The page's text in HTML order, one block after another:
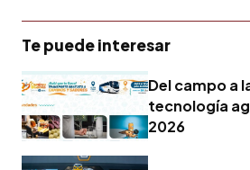
Te puede interesar
Del campo a
tecnología
2026